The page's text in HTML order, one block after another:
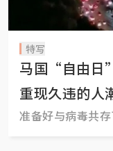
特写
马国“自由日
重现久违的人
准备好与病毒共存